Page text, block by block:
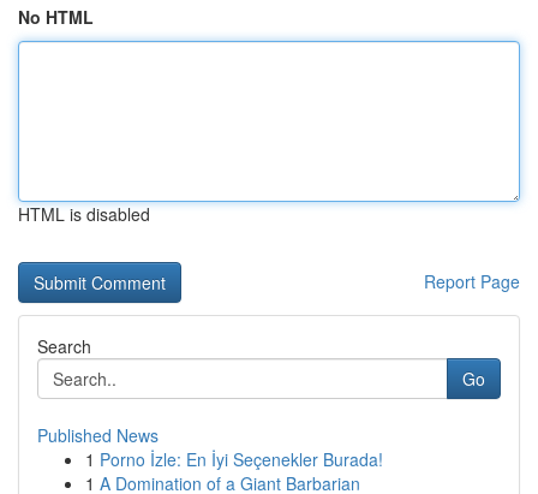
No HTML
HTML is disabled
Report Page
Search
Go
Published News
1 Porno İzle: En İyi Seçenekler Burada!
1 A Domination of a Giant Barbarian